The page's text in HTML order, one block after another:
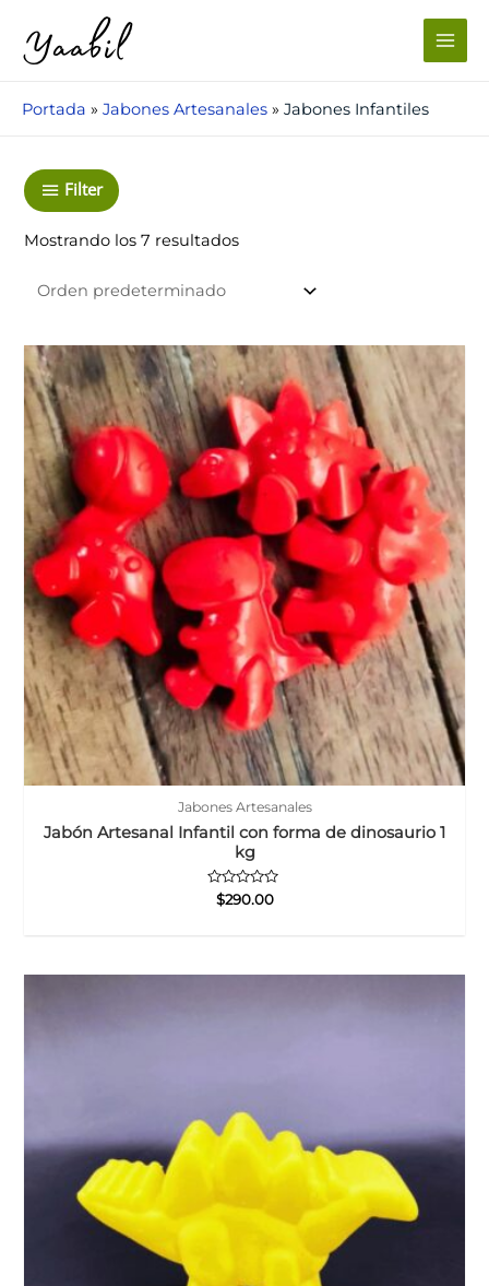
contenido
Main
Portada » Jabones Artesanales » Jabones Infantiles
Filter
Mostrando los 7 resultados
Jabones Artesanales
Jabón Artesanal Infantil con forma de dinosaurio 1
kg
Valorado
con
$290.00